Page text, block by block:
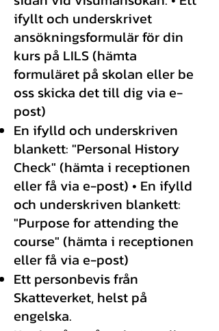
ifyllt och underskrivet
ansökningsformulär för din
kurs på LILS (hämta
formuläret på skolan eller be
oss skicka det till dig via e-
post)
En ifylld och underskriven
blankett: "Personal History
Check" (hämta i receptionen
eller få via e-post) • En ifylld
och underskriven blankett:
"Purpose for attending the
course" (hämta i receptionen
eller få via e-post)
Ett personbevis från
Skatteverket, helst på
engelska.